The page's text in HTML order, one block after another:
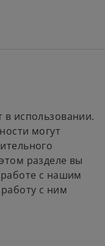
в использовании.
могут
разделе вы
с нашим
с ним